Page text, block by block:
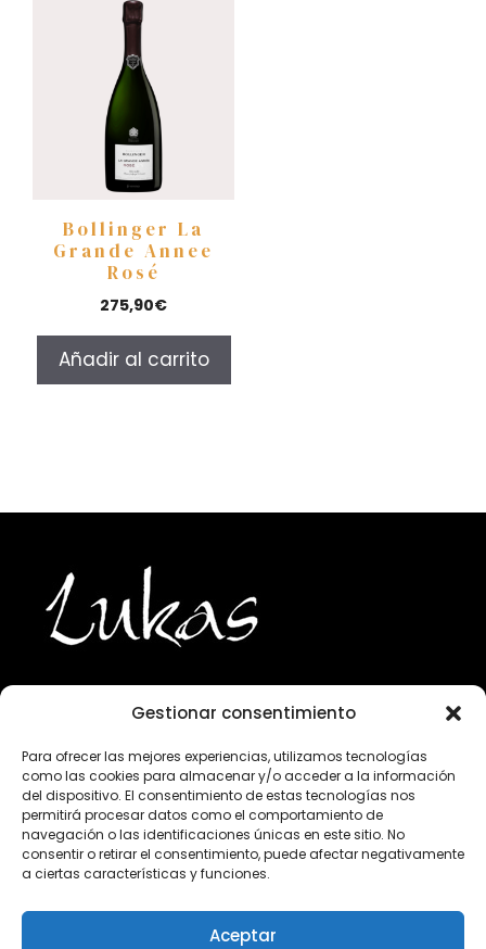
Gestionar consentimiento
Para ofrecer las mejores experiencias, utilizamos tecnologías
como las cookies para almacenar y/o acceder a la información
del dispositivo. El consentimiento de estas tecnologías nos
permitirá procesar datos como el comportamiento de
navegación o las identificaciones únicas en este sitio. No
consentir o retirar el consentimiento, puede afectar negativamente
a ciertas características y funciones.
Aceptar
Bollinger La
Grande Annee
Rosé
275,90€
Añadir al carrito
943 224 800
info@lukasgourmet.com
Club del vino
Trabaja con nosotros
Preguntas frecuentes
Condiciones de compra